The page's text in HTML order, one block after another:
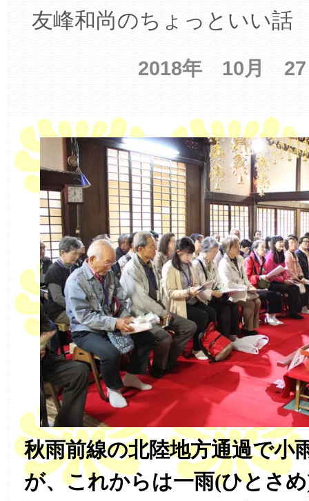
友峰和尚のちょっといい話
2018年 10月
秋雨前線の北陸地方通過で小
が、これからは一雨(ひとさ